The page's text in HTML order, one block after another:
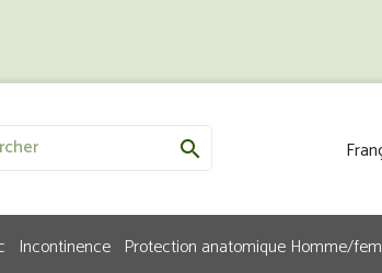

Incontinence Protection anatomique Homme/